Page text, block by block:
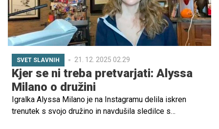
SVET SLAVNIH 21. 12. 2025 02.29
Kjer se ni treba pretvarjati: Alyssa
Milano o družini
Igralka Alyssa Milano je na Instagramu delila iskren
trenutek s svojo družino in navdušila sledilce s